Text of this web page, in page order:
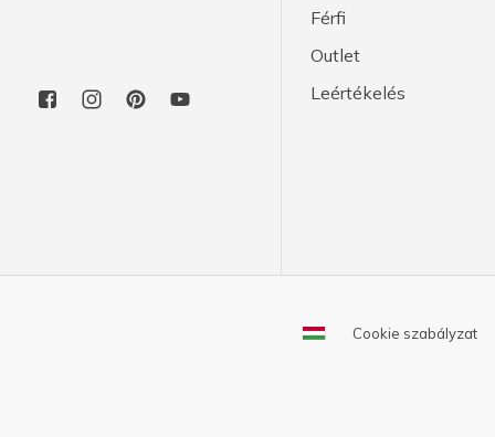
Férfi
Outlet
Leértékelés
Cookie szabályzat